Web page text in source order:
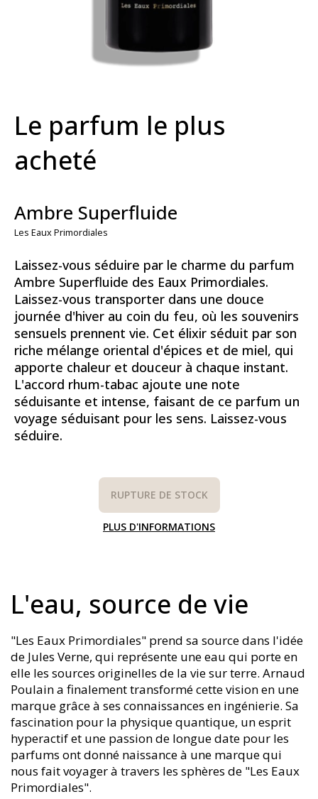
Le parfum le plus
acheté
Ambre Superfluide
Les Eaux Primordiales
Laissez-vous séduire par le charme du parfum
Ambre Superfluide des Eaux Primordiales.
Laissez-vous transporter dans une douce
journée d'hiver au coin du feu, où les souvenirs
sensuels prennent vie. Cet élixir séduit par son
riche mélange oriental d'épices et de miel, qui
apporte chaleur et douceur à chaque instant.
L'accord rhum-tabac ajoute une note
séduisante et intense, faisant de ce parfum un
voyage séduisant pour les sens. Laissez-vous
séduire.
RUPTURE DE STOCK
PLUS D'INFORMATIONS
L'eau, source de vie
"Les Eaux Primordiales" prend sa source dans l'idée
de Jules Verne, qui représente une eau qui porte en
elle les sources originelles de la vie sur terre. Arnaud
Poulain a finalement transformé cette vision en une
marque grâce à ses connaissances en ingénierie. Sa
fascination pour la physique quantique, un esprit
hyperactif et une passion de longue date pour les
parfums ont donné naissance à une marque qui
nous fait voyager à travers les sphères de "Les Eaux
Primordiales".